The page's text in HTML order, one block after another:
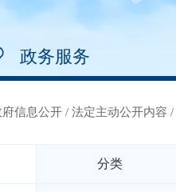
政务服务
府信息公开 / 法定主动公开内容 /
分类